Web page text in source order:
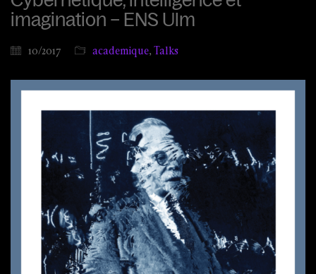
imagination – ENS Ulm
10/2017 academique, Talks